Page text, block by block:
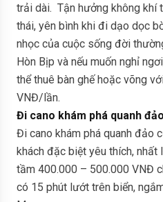
trải dài. Tận hưởng không khí
thái, yên bình khi đi dạo dọc
nhọc của cuộc sống đời
Hòn Bịp và nếu muốn nghỉ
thể thuê bàn ghế hoặc võng
VNĐ/lần.
Đi cano khám phá quanh
Đi cano khám phá quanh đảo
khách đặc biệt yêu thích, nhất
tầm 400.000 – 500.000 VNĐ
có 15 phút lướt trên biển,